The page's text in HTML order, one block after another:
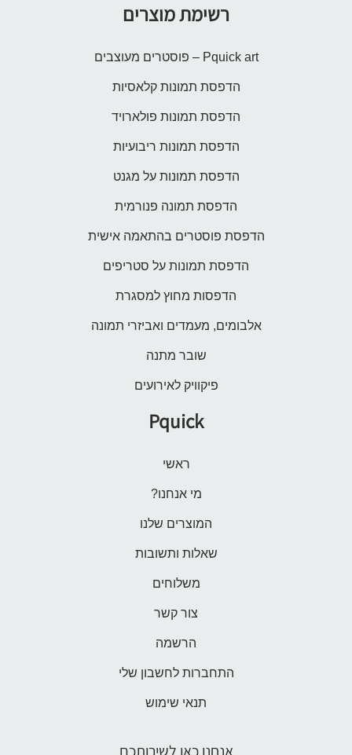
רשימת מוצרים
Pquick art – פוסטרים מעוצבים
הדפסת תמונות קלאסיות
הדפסת תמונות פולארויד
הדפסת תמונות ריבועיות
הדפסת תמונות על מגנט
הדפסת תמונה פנורמית
הדפסת פוסטרים בהתאמה אישית
הדפסת תמונות על סטריפים
הדפסות מחוץ למסגרת
אלבומים, מעמדים ואביזרי תמונה
שובר מתנה
פיקוויק לאירועים
Pquick
ראשי
מי אנחנו?
המוצרים שלנו
שאלות ותשובות
משלוחים
צור קשר
הרשמה
התחברות לחשבון שלי
תנאי שימוש